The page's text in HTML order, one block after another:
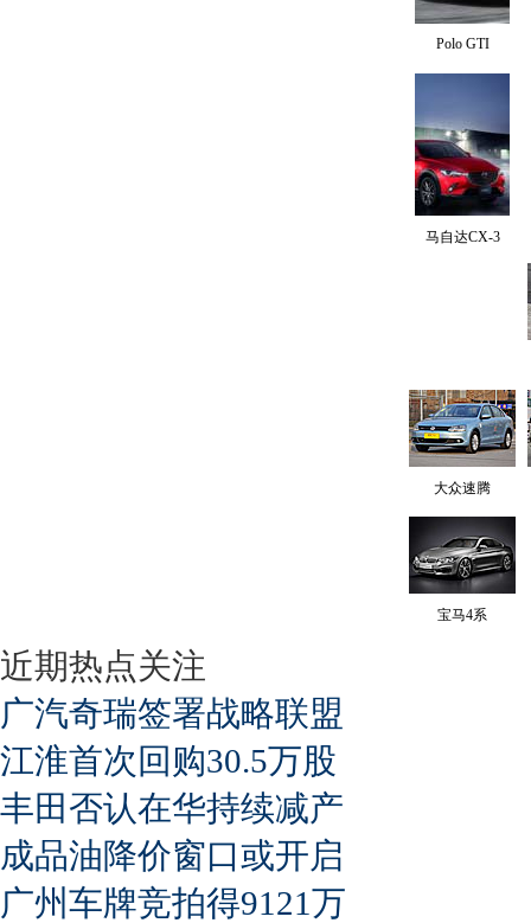
Polo GTI
马自达CX-3
大众速腾
宝马4系
近期热点关注
广汽奇瑞签署战略联盟
江淮首次回购30.5万股
丰田否认在华持续减产
成品油降价窗口或开启
广州车牌竞拍得9121万